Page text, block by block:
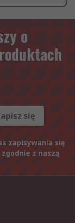
o
się
zapisywania się
z naszą